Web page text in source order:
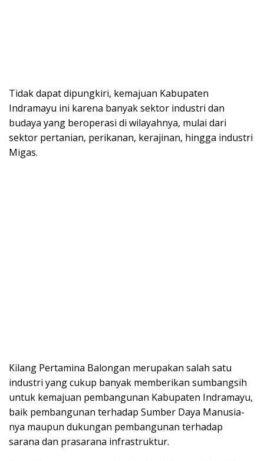
Tidak dapat dipungkiri, kemajuan Kabupaten
Indramayu ini karena banyak sektor industri dan
budaya yang beroperasi di wilayahnya, mulai dari
sektor pertanian, perikanan, kerajinan, hingga industri
Migas.
Kilang Pertamina Balongan merupakan salah satu
industri yang cukup banyak memberikan sumbangsih
untuk kemajuan pembangunan Kabupaten Indramayu,
baik pembangunan terhadap Sumber Daya Manusia-
nya maupun dukungan pembangunan terhadap
sarana dan prasarana infrastruktur.